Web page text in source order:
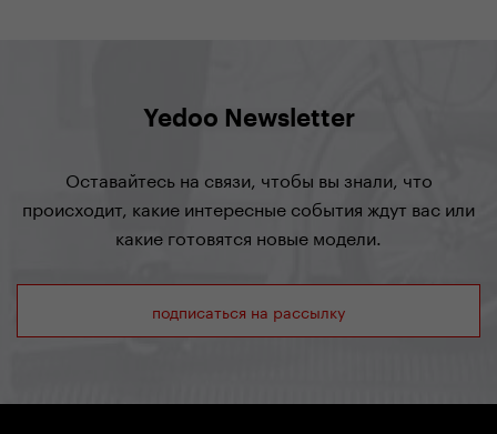
Yedoo Newsletter
Оставайтесь на связи, чтобы вы знали, что
происходит, какие интересные события ждут вас или
какие готовятся новые модели.
подписаться на рассылку